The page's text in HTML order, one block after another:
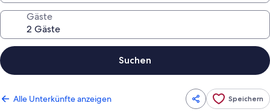
Gäste
Suchen
Alle Unterkünfte anzeigen Speichern